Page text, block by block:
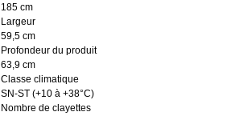
185 cm
Largeur
59,5 cm
Profondeur du produit
63,9 cm
Classe climatique
SN-ST (+10 à +38°C)
Nombre de clayettes